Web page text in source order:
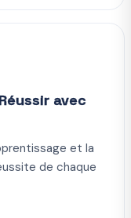
avec
et la
de chaque